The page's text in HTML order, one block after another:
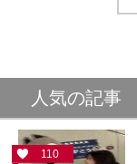
人気の記事
110